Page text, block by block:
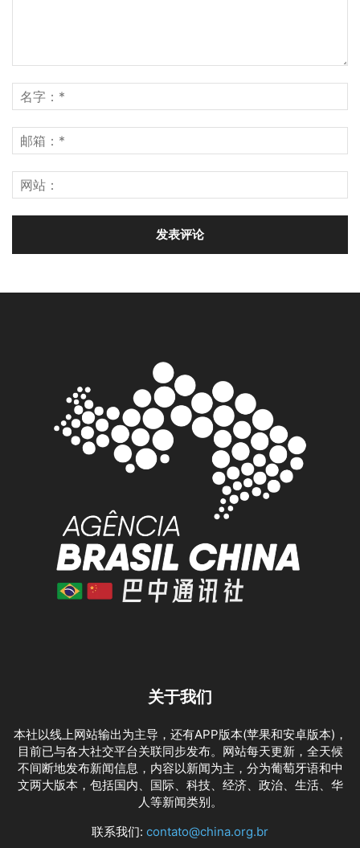
关于我们
本社以线上网站输出为主导，还有APP版本(苹果和安卓版本)，
目前已与各大社交平台关联同步发布。网站每天更新，全天候
不间断地发布新闻信息，内容以新闻为主，分为葡萄牙语和中
文两大版本，包括国内、国际、科技、经济、政治、生活、华
人等新闻类别。
联系我们: contato@china.org.br